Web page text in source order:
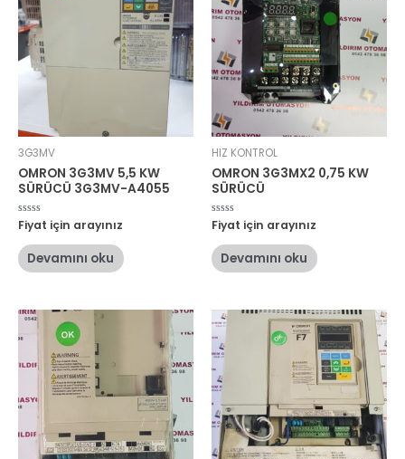
3G3MV
OMRON 3G3MV 5,5 KW
SÜRÜCÜ 3G3MV-A4055
5
üzerinden
oy
aldı
Fiyat için arayınız
Devamını oku
HIZ KONTROL
OMRON 3G3MX2 0,75 KW
SÜRÜCÜ
5
üzerinden
oy
aldı
Fiyat için arayınız
Devamını oku